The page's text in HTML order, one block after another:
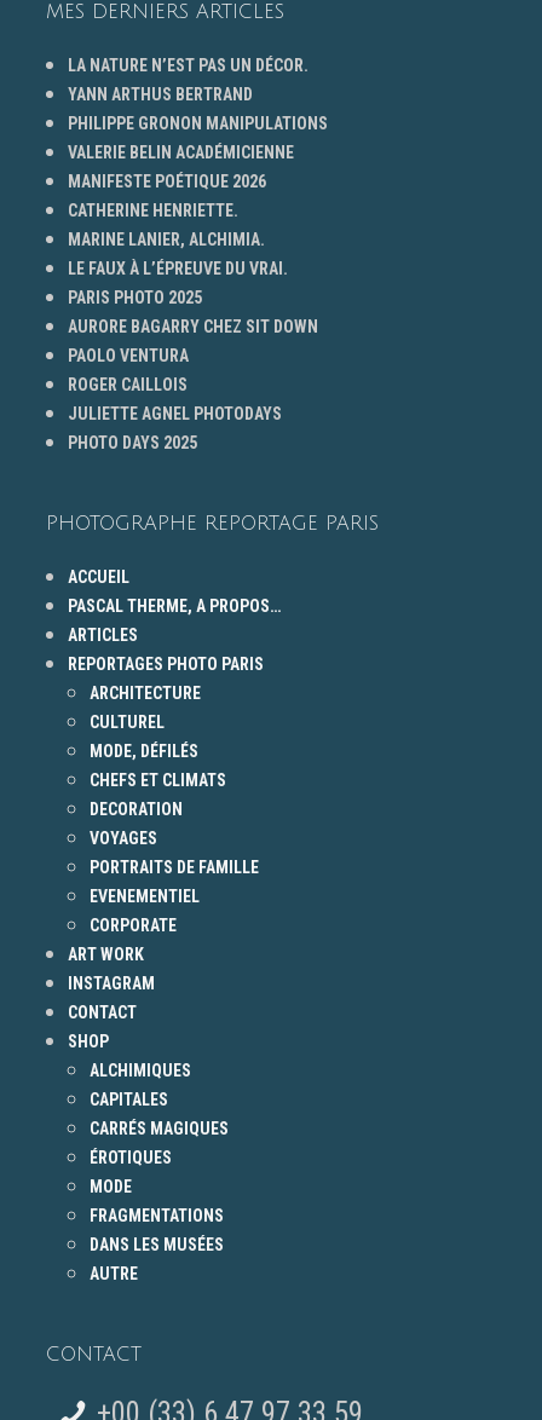
MES DERNIERS ARTICLES
LA NATURE N’EST PAS UN DÉCOR.
YANN ARTHUS BERTRAND
PHILIPPE GRONON MANIPULATIONS
VALERIE BELIN ACADÉMICIENNE
MANIFESTE POÉTIQUE 2026
CATHERINE HENRIETTE.
MARINE LANIER, ALCHIMIA.
LE FAUX À L’ÉPREUVE DU VRAI.
PARIS PHOTO 2025
AURORE BAGARRY CHEZ SIT DOWN
PAOLO VENTURA
ROGER CAILLOIS
JULIETTE AGNEL PHOTODAYS
PHOTO DAYS 2025
PHOTOGRAPHE REPORTAGE PARIS
ACCUEIL
PASCAL THERME, A PROPOS…
ARTICLES
REPORTAGES PHOTO PARIS
ARCHITECTURE
CULTUREL
MODE, DÉFILÉS
CHEFS ET CLIMATS
DECORATION
VOYAGES
PORTRAITS DE FAMILLE
EVENEMENTIEL
CORPORATE
ART WORK
INSTAGRAM
CONTACT
SHOP
ALCHIMIQUES
CAPITALES
CARRÉS MAGIQUES
ÉROTIQUES
MODE
FRAGMENTATIONS
DANS LES MUSÉES
AUTRE
CONTACT